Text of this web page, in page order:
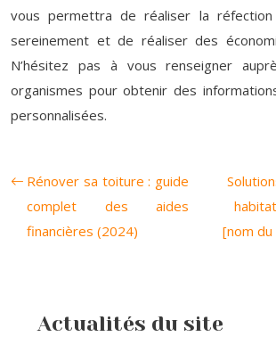
vous permettra de réaliser la
sereinement et de réaliser des
N’hésitez pas à vous renseigner
organismes pour obtenir des
personnalisées.
Rénover sa toiture : guide
complet des aides
financières (2024)
[nom du
Actualités du site